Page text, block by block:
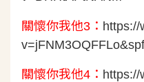
關懷你我他3： https://
關懷你我他4： https://